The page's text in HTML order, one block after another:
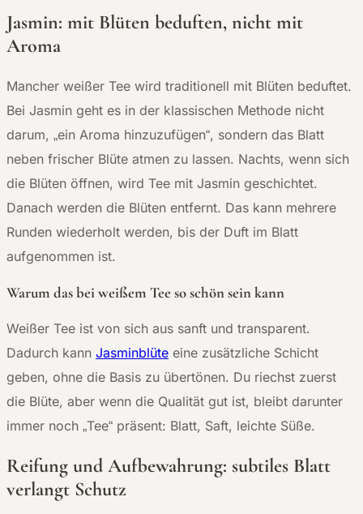
Jasmin: mit Blüten beduften, nicht mit
Aroma
Mancher weißer Tee wird traditionell mit Blüten beduftet.
Bei Jasmin geht es in der klassischen Methode nicht
darum, „ein Aroma hinzuzufügen“, sondern das Blatt
neben frischer Blüte atmen zu lassen. Nachts, wenn sich
die Blüten öffnen, wird Tee mit Jasmin geschichtet.
Danach werden die Blüten entfernt. Das kann mehrere
Runden wiederholt werden, bis der Duft im Blatt
aufgenommen ist.
Warum das bei weißem Tee so schön sein kann
Weißer Tee ist von sich aus sanft und transparent.
Dadurch kann Jasminblüte eine zusätzliche Schicht
geben, ohne die Basis zu übertönen. Du riechst zuerst
die Blüte, aber wenn die Qualität gut ist, bleibt darunter
immer noch „Tee“ präsent: Blatt, Saft, leichte Süße.
Reifung und Aufbewahrung: subtiles Blatt
verlangt Schutz